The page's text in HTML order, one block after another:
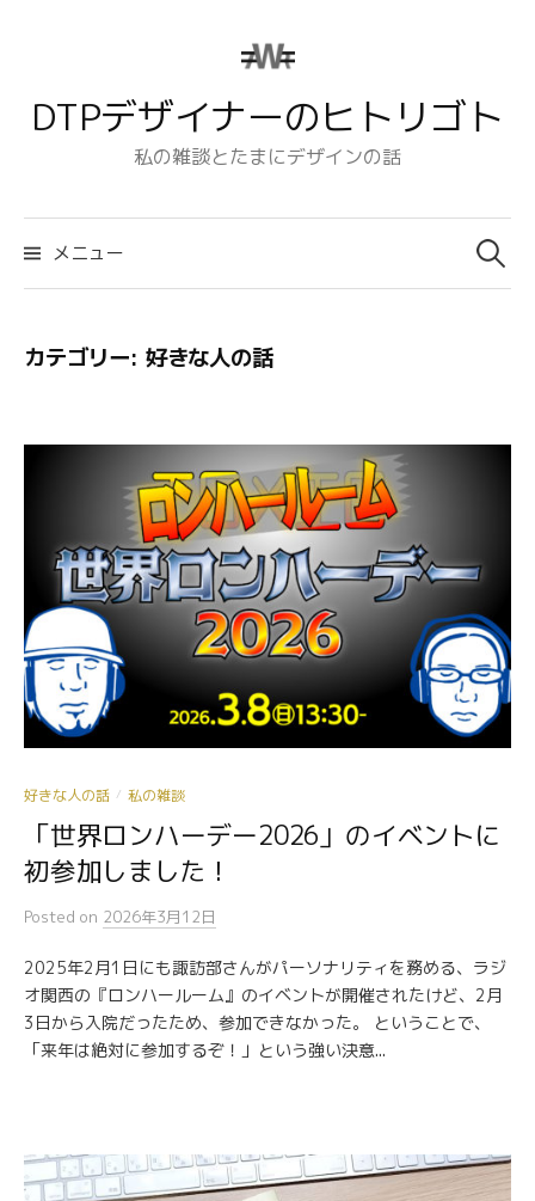
ン
キ
DTPデザイナーのヒトリゴト
私の雑談とたまにデザインの話
メニュー
検
索:
カテゴリー: 好きな人の話
好きな人の話 / 私の雑談
「世界ロンハーデー2026」のイベントに
初参加しました！
Posted on 2026年3月12日
2025年2月1日にも諏訪部さんがパーソナリティを務める、ラジ
オ関西の『ロンハールーム』のイベントが開催されたけど、2月
3日から入院だったため、参加できなかった。 ということで、
「来年は絶対に参加するぞ！」という強い決意...